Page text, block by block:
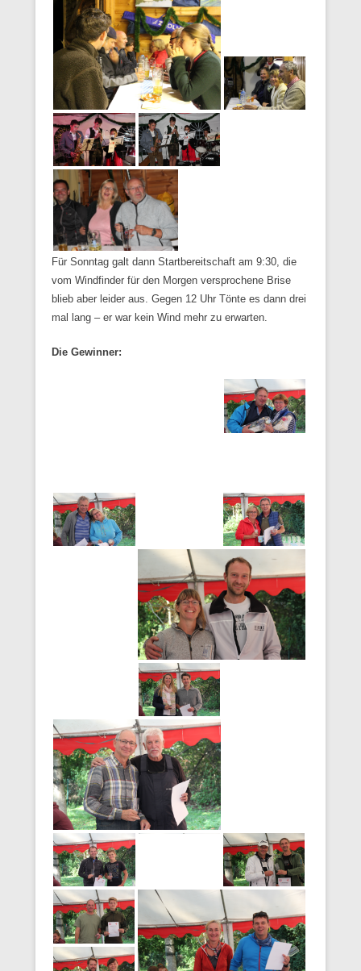
Für Sonntag galt dann Startbereitschaft am 9:30, die
vom Windfinder für den Morgen versprochene Brise
blieb aber leider aus. Gegen 12 Uhr Tönte es dann drei
mal lang – er war kein Wind mehr zu erwarten.
Die Gewinner: